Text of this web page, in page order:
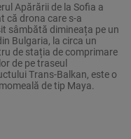
Apărării de la Sofia a
că drona care s-a
sâmbătă dimineața pe un
Bulgaria, la circa un
de stația de comprimare
de pe traseul
Trans-Balkan, este o
de tip Maya.